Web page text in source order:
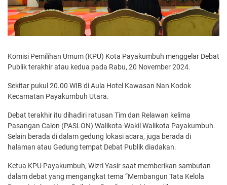
Komisi Pemilihan Umum (KPU) Kota Payakumbuh menggelar Debat
Publik terakhir atau kedua pada Rabu, 20 November 2024.
Sekitar pukul 20.00 WIB di Aula Hotel Kawasan Nan Kodok
Kecamatan Payakumbuh Utara.
Debat terakhir itu dihadiri ratusan Tim dan Relawan kelima
Pasangan Calon (PASLON) Walikota-Wakil Walikota Payakumbuh.
Selain berada di dalam gedung lokasi acara, juga berada di
halaman atau Gedung tempat Debat Publik diadakan.
Ketua KPU Payakumbuh, Wizri Yasir saat memberikan sambutan
dalam debat yang mengangkat tema “Membangun Tata Kelola